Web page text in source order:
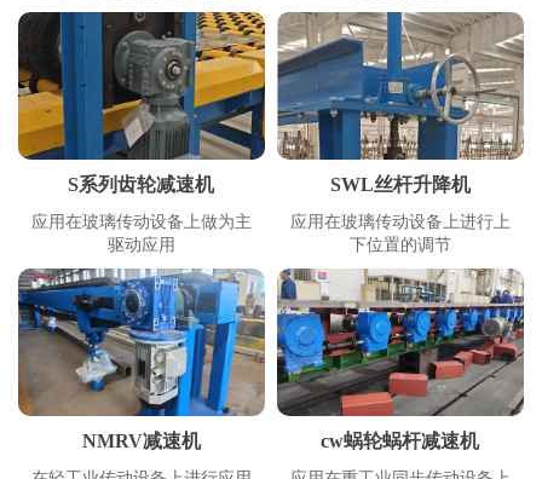
S系列齿轮减速机
应用在玻璃传动设备上做为主
驱动应用
SWL丝杆升降机
应用在玻璃传动设备上进行上
下位置的调节
NMRV减速机 cw蜗轮蜗杆减速机